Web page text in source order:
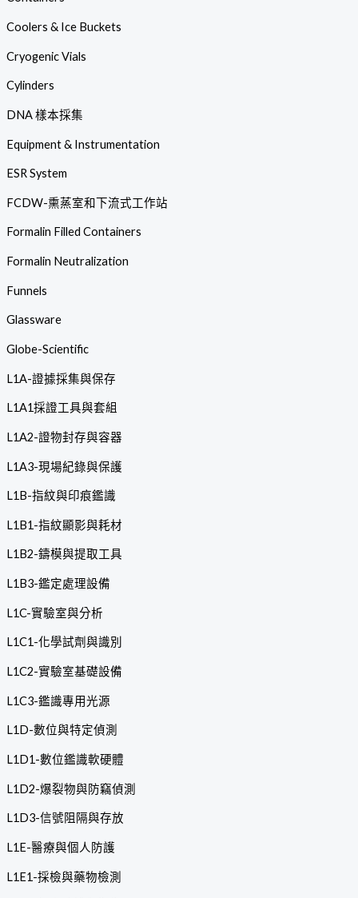
Coolers & Ice Buckets
Cryogenic Vials
Cylinders
DNA 樣本採集
Equipment & Instrumentation
ESR System
FCDW-熏蒸室和下流式工作站
Formalin Filled Containers
Formalin Neutralization
Funnels
Glassware
Globe-Scientific
L1A-證據採集與保存
L1A1採證工具與套組
L1A2-證物封存與容器
L1A3-現場紀錄與保護
L1B-指紋與印痕鑑識
L1B1-指紋顯影與耗材
L1B2-鑄模與提取工具
L1B3-鑑定處理設備
L1C-實驗室與分析
L1C1-化學試劑與識別
L1C2-實驗室基礎設備
L1C3-鑑識專用光源
L1D-數位與特定偵測
L1D1-數位鑑識軟硬體
L1D2-爆裂物與防竊偵測
L1D3-信號阻隔與存放
L1E-醫療與個人防護
L1E1-採檢與藥物檢測